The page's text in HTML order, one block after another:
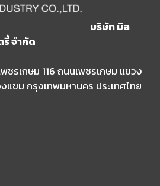
บริษัท มิล
จำกัด
รเกษม 116 ถนนเพชรเกษม แขวง
ขม กรุงเทพมหานคร ประเทศไทย